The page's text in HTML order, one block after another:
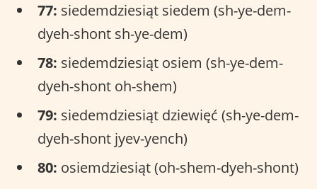
77: siedemdziesiąt siedem (sh-ye-dem-
dyeh-shont sh-ye-dem)
78: siedemdziesiąt osiem (sh-ye-dem-
dyeh-shont oh-shem)
79: siedemdziesiąt dziewięć (sh-ye-dem-
dyeh-shont jyev-yench)
80: osiemdziesiąt (oh-shem-dyeh-shont)